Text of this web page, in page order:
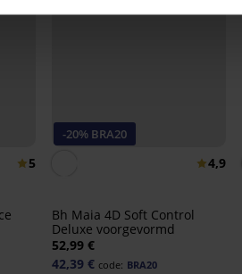
5
-20% BRA20
4,9
Bh Maia 4D Soft Control
Deluxe voorgevormd
52,99 €
42,39 € code: BRA20